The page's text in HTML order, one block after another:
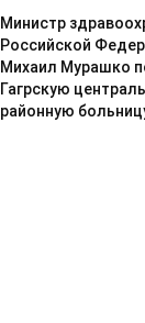
Министр
Российской
Михаил Мурашко
Гагрскую
районную